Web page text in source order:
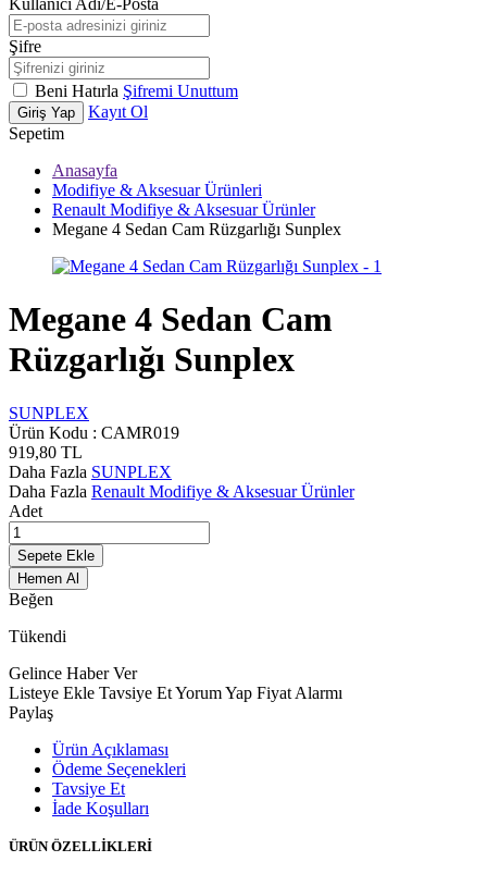
Kullanıcı Adı/E-Posta
Şifre
Beni Hatırla Şifremi Unuttum
Giriş Yap
Kayıt Ol
Sepetim
Anasayfa
Modifiye & Aksesuar Ürünleri
Renault Modifiye & Aksesuar Ürünler
Megane 4 Sedan Cam Rüzgarlığı Sunplex
Megane 4 Sedan Cam
Rüzgarlığı Sunplex
SUNPLEX
Ürün Kodu : CAMR019
919,80 TL
Daha Fazla SUNPLEX
Daha Fazla Renault Modifiye & Aksesuar Ürünler
Adet
Sepete Ekle
Hemen Al
Beğen
Tükendi
Gelince Haber Ver
Listeye Ekle Tavsiye EtYorum Yap Fiyat Alarmı
Paylaş
Ürün Açıklaması
Ödeme Seçenekleri
Tavsiye Et
İade Koşulları
ÜRÜN ÖZELLİKLERİ